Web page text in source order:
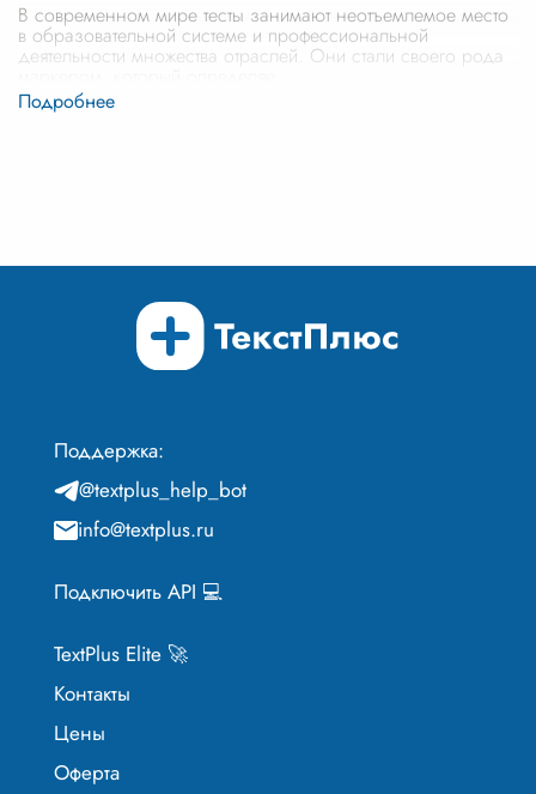
В современном мире тесты занимают неотъемлемое место
в образовательной системе и профессиональной
деятельности множества отраслей. Они стали своего рода
Поддержка:
@textplus_help_bot
info@textplus.ru
Подключить API 💻
TextPlus Elite 🚀
Контакты
Цены
Оферта